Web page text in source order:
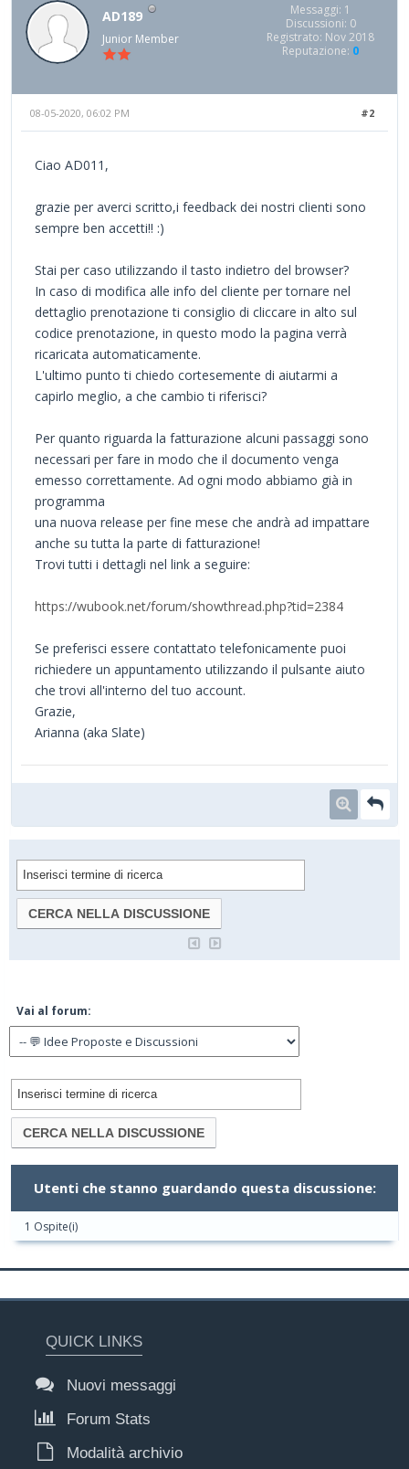
AD189
Junior Member
Messaggi: 1
Discussioni: 0
Registrato: Nov 2018
Reputazione: 0
#2
08-05-2020, 06:02 PM
Ciao AD011,
grazie per averci scritto,i feedback dei nostri clienti sono
sempre ben accetti!! :)
Stai per caso utilizzando il tasto indietro del browser?
In caso di modifica alle info del cliente per tornare nel
dettaglio prenotazione ti consiglio di cliccare in alto sul
codice prenotazione, in questo modo la pagina verrà
ricaricata automaticamente.
L'ultimo punto ti chiedo cortesemente di aiutarmi a
capirlo meglio, a che cambio ti riferisci?
Per quanto riguarda la fatturazione alcuni passaggi sono
necessari per fare in modo che il documento venga
emesso correttamente. Ad ogni modo abbiamo già in
programma
una nuova release per fine mese che andrà ad impattare
anche su tutta la parte di fatturazione!
Trovi tutti i dettagli nel link a seguire:
https://wubook.net/forum/showthread.php?tid=2384
Se preferisci essere contattato telefonicamente puoi
richiedere un appuntamento utilizzando il pulsante aiuto
che trovi all'interno del tuo account.
Grazie,
Arianna (aka Slate)
Vai al forum:
Utenti che stanno guardando questa discussione:
1 Ospite(i)
QUICK LINKS
Nuovi messaggi
Forum Stats
Modalità archivio